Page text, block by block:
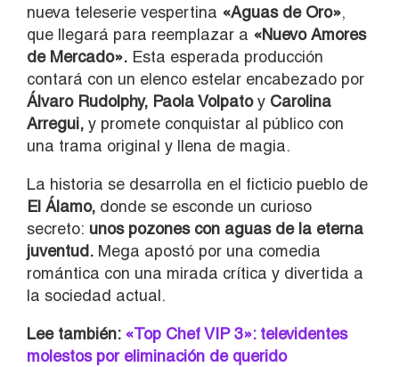
nueva teleserie vespertina «Aguas de Oro»,
que llegará para reemplazar a «Nuevo Amores
de Mercado». Esta esperada producción
contará con un elenco estelar encabezado por
Álvaro Rudolphy, Paola Volpatoy Carolina
Arregui, y promete conquistar al público con
una trama original y llena de magia.
La historia se desarrolla en el ficticio pueblo de
El Álamo, donde se esconde un curioso
secreto: unos pozones con aguas de la eterna
juventud. Mega apostó por una comedia
romántica con una mirada crítica y divertida a
la sociedad actual.
Lee también: «Top Chef VIP 3»: televidentes
molestos por eliminación de querido